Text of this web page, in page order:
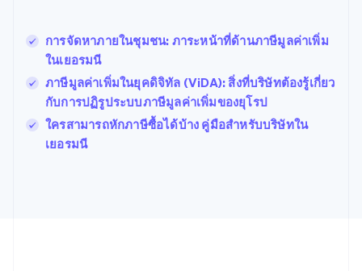
การจัดหาภายในชุมชน: ภาระหน้าที่ด้านภาษีมูลค่าเพิ่ม
ในเยอรมนี
ภาษีมูลค่าเพิ่มในยุคดิจิทัล (ViDA): สิ่งที่บริษัทต้องรู้เกี่ยว
กับการปฏิรูประบบภาษีมูลค่าเพิ่มของยุโรป
ใครสามารถหักภาษีซื้อได้บ้าง คู่มือสําหรับบริษัทใน
เยอรมนี
โปรตุเกส
โปแลนด์
English
ฝรั่งเศส
ฟินแลนด์
EnglishSvenska